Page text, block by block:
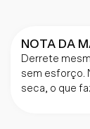
NOTA DA
Derrete
sem esforço.
seca, o que